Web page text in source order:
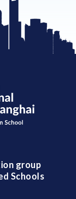
group
Schools